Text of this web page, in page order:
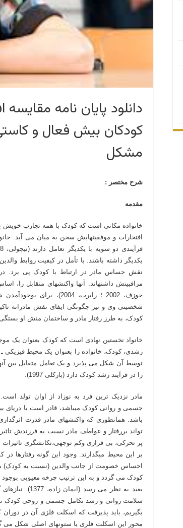
دانلود پایان نامه
کودکان بیش فعال و
مشکل
شرح مختصر :
مقدمه
خانواده مکانی است که کودک با همه تجارب خویش
افتخارات و موفقیتهایش سخن به میان می آید.
یکدیگر داشته باشند. با تأمل در کیفیت روابط
نقش حساس مادر در ارتباط با کودک پی برد. در
جوزف، 2002 ؛ رابرت،
شخصیتی وی و نیز چگونگی ایفای نقش مادرانه
کودک، به طرز رفتار مادر و ساختمان منش او بستگی دارد
خانواد نخستین نهادی است که کودک بعنوان یک
رشدی، کودک، خانواده را بعنوان یک محیط فیزیکی ـ
توسط آن شکل می پذیرد و یک تعامل متقابل بین
را در فرآیند رشد کودک دارد (بارکلی 1997).
مادر نزدیک ترین فرد به نوزاد از اوان تولد
جسمی و روانی کودک می­باشد، قادر است با دریای
باشد. همانطوری که واکنش­های مادر قدرت
تواند بررفتار و عواطف مادر نسبت به فرزندش
پر تحرکی، بی قراری وکم توجهی،تکانشگری
بر این محیط می­گذارند. وجود این گونه رفتارها
احساس خصومت از جانب والدین (نسبت به کودک)
کودک می گردد و به این ترتیب چرخه معیوبی
بعید به نظر می
سلامت روانی و رشد تکامل جسمی و روحی کودک
بگیریم، باید پذیرفت که اسکلت فلزی آن در